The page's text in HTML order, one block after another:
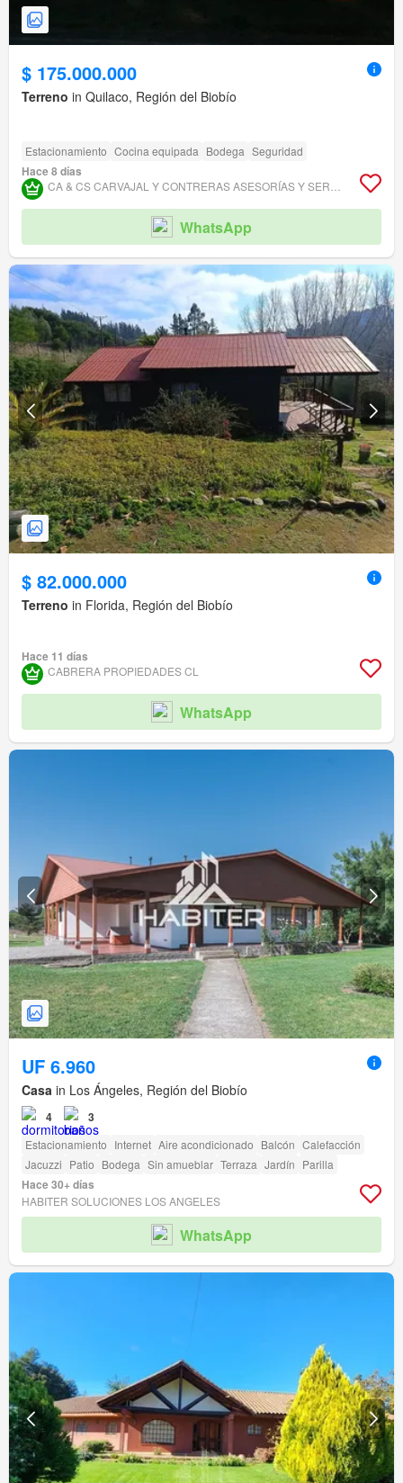
$ 175.000.000
Terreno in Quilaco, Región del Biobío
Estacionamiento Cocina equipada Bodega Seguridad
Hace 8 días
WhatsApp
$ 82.000.000
Terreno in Florida, Región del Biobío
Hace 11 días
CABRERA PROPIEDADES CL
WhatsApp
UF 6.960
Casa in Los Ángeles, Región del Biobío
4 3
Estacionamiento Internet Aire acondicionado Balcón Calefacción
Jacuzzi Patio Bodega Sin amueblar Terraza Jardín Parilla
Hace 30+ días
HABITER SOLUCIONES LOS ANGELES
WhatsApp